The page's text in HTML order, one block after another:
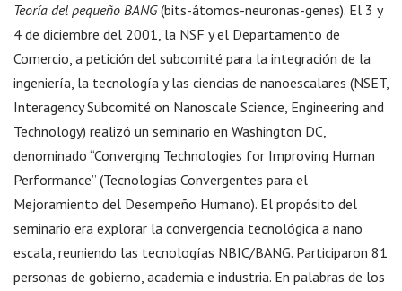
Teoría del pequeño BANG(bits-átomos-neuronas-genes). El 3 y
4 de diciembre del 2001, la NSF y el Departamento de
Comercio, a petición del subcomité para la integración de la
ingeniería, la tecnología y las ciencias de nanoescalares (NSET,
Interagency Subcomité on Nanoscale Science, Engineering and
Technology) realizó un seminario en Washington DC,
denominado “Converging Technologies for Improving Human
Performance” (Tecnologías Convergentes para el
Mejoramiento del Desempeño Humano). El propósito del
seminario era explorar la convergencia tecnológica a nano
escala, reuniendo las tecnologías NBIC/BANG. Participaron 81
personas de gobierno, academia e industria. En palabras de los